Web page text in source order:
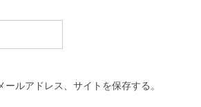
ルアドレス、サイトを保存する。